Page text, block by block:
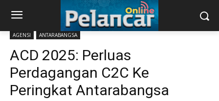
AGENSI ANTARABANGSA
ACD 2025: Perluas
Perdagangan C2C Ke
Peringkat Antarabangsa